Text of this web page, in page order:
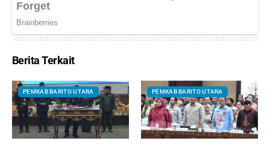
Berita Terkait
PEMKAB BARITO UTARA PEMKAB BARITO UTARA